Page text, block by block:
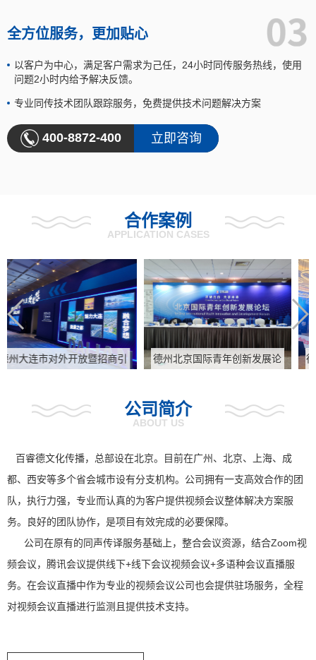
全方位服务，更加贴心
以客户为中心，满足客户需求为己任，24小时同传服务热线，使用
问题2小时内给予解决反馈。
专业同传技术团队跟踪服务，免费提供技术问题解决方案
400-8872-400 立即咨询
合作案例
APPLICATION CASES
德州北京国际青年创新发展论
德州2023全球能源转型暨国际
提供贵阳同传设备租赁
公司简介
ABOUT US
百睿德文化传播，总部设在北京。目前在广州、北京、上海、成
都、西安等多个省会城市设有分支机构。公司拥有一支高效合作的团
队，执行力强，专业而认真的为客户提供视频会议整体解决方案服
务。良好的团队协作，是项目有效完成的必要保障。
公司在原有的同声传译服务基础上，整合会议资源，结合Zoom视
频会议，腾讯会议提供线下+线下会议视频会议+多语种会议直播服
务。在会议直播中作为专业的视频会议公司也会提供驻场服务，全程
对视频会议直播进行监测且提供技术支持。